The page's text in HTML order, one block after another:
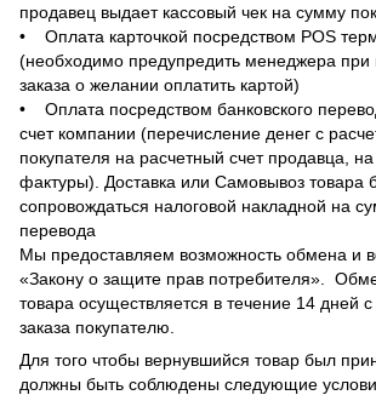
продавец выдает кассовый чек на сумму
• Оплата карточкой посредством POS
(необходимо предупредить менеджера при
заказа о желании оплатить картой)
• Оплата посредством банковского
счет компании (перечисление денег с
покупателя на расчетный счет продавца,
фактуры). Доставка или Самовывоз товара
сопровождаться налоговой накладной на
перевода
Мы предоставляем возможность обмена и
«Закону о защите прав потребителя».
товара осуществляется в течение 14 дней
заказа покупателю.
Для того чтобы вернувшийся товар был
должны быть соблюдены следующие